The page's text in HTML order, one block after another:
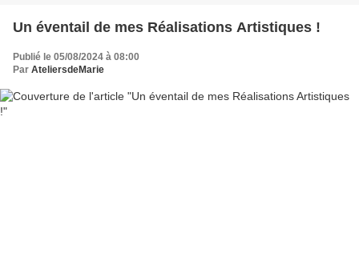
Un éventail de mes Réalisations Artistiques !
Publié le 05/08/2024 à 08:00
Par AteliersdeMarie